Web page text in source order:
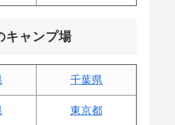
キャンプ場
千葉県
東京都